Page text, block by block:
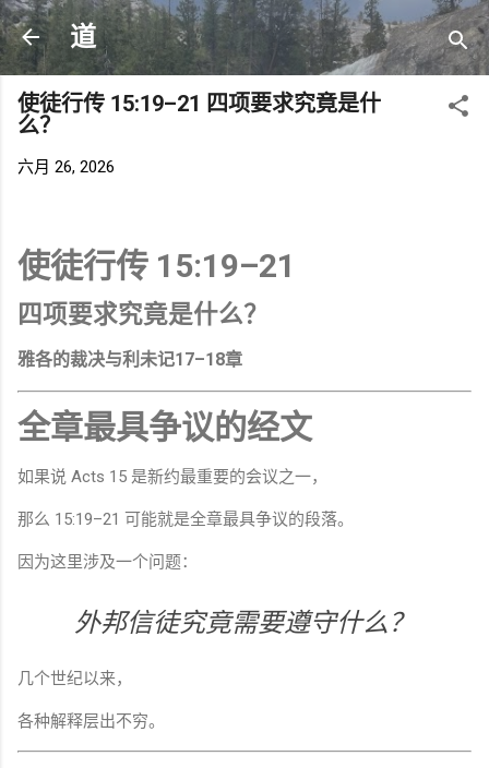
跳至主要内容
道
使徒行传 15:19–21 四项要求究竟是什
么？
六月 26, 2026
使徒行传 15:19–21
四项要求究竟是什么？
雅各的裁决与利未记17–18章
全章最具争议的经文
如果说 Acts 15 是新约最重要的会议之一，
那么 15:19–21 可能就是全章最具争议的段落。
因为这里涉及一个问题：
外邦信徒究竟需要遵守什么？
几个世纪以来，
各种解释层出不穷。